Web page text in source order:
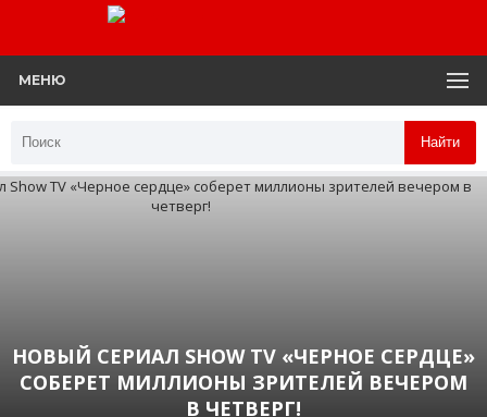
МЕНЮ
Найти
НОВЫЙ СЕРИАЛ SHOW TV «ЧЕРНОЕ СЕРДЦЕ»
СОБЕРЕТ МИЛЛИОНЫ ЗРИТЕЛЕЙ ВЕЧЕРОМ
В ЧЕТВЕРГ!